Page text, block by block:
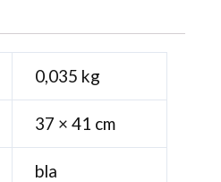
0,035 kg
37 × 41 cm
bla